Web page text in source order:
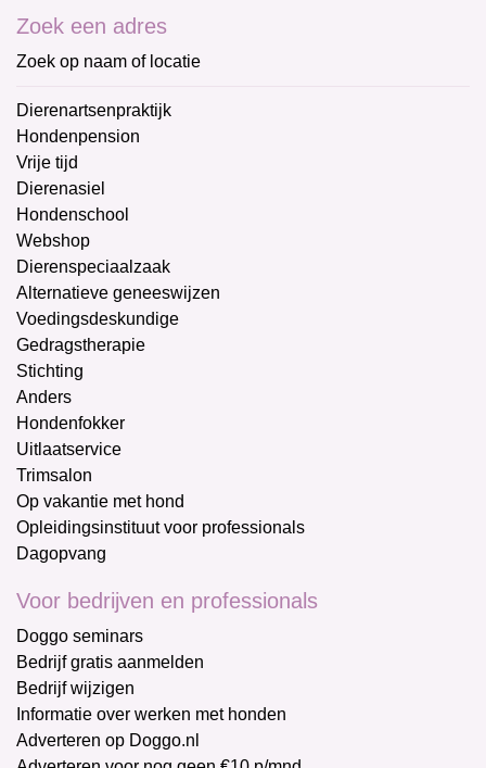
Zoek een adres
Zoek op naam of locatie
Dierenartsenpraktijk
Hondenpension
Vrije tijd
Dierenasiel
Hondenschool
Webshop
Dierenspeciaalzaak
Alternatieve geneeswijzen
Voedingsdeskundige
Gedragstherapie
Stichting
Anders
Hondenfokker
Uitlaatservice
Trimsalon
Op vakantie met hond
Opleidingsinstituut voor professionals
Dagopvang
Voor bedrijven en professionals
Doggo seminars
Bedrijf gratis aanmelden
Bedrijf wijzigen
Informatie over werken met honden
Adverteren op Doggo.nl